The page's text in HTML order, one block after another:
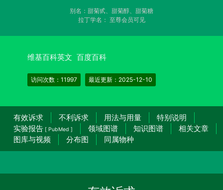
别名：甜菊甙、甜菊醇、甜菊糖
拉丁学名： 至尊会员可见
维基百科英文 百度百科
访问次数：11997 最近更新：2025-12-10
有效诉求 不利诉求 用法与用量
特别说明
实验报告 [ PubMed ] 领域图谱 知识图谱
相关文章
图库与视频
分布图 同属物种